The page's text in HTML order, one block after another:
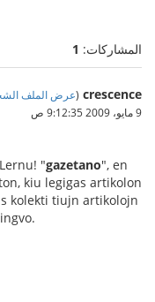
المشاركات: 1
crescence
(عرض الملف
9 مايو، 2009 9:12:35 ص
"gazetano", en
kiu legigas artikolon
kolekti tiujn artikolojn